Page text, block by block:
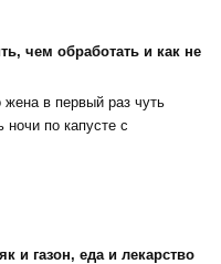
чем обработать и как не
в первый раз чуть
ночи по капусте с
и газон, еда и лекарство